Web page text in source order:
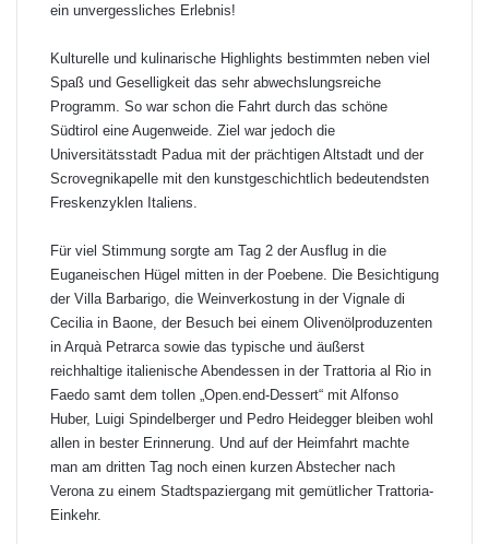
ein unvergessliches Erlebnis!
Kulturelle und kulinarische Highlights bestimmten neben viel
Spaß und Geselligkeit das sehr abwechslungsreiche
Programm. So war schon die Fahrt durch das schöne
Südtirol eine Augenweide. Ziel war jedoch die
Universitätsstadt Padua mit der prächtigen Altstadt und der
Scrovegnikapelle mit den kunstgeschichtlich bedeutendsten
Freskenzyklen Italiens.
Für viel Stimmung sorgte am Tag 2 der Ausflug in die
Euganeischen Hügel mitten in der Poebene. Die Besichtigung
der Villa Barbarigo, die Weinverkostung in der Vignale di
Cecilia in Baone, der Besuch bei einem Olivenölproduzenten
in Arquà Petrarca sowie das typische und äußerst
reichhaltige italienische Abendessen in der Trattoria al Rio in
Faedo samt dem tollen „Open.end-Dessert“ mit Alfonso
Huber, Luigi Spindelberger und Pedro Heidegger bleiben wohl
allen in bester Erinnerung. Und auf der Heimfahrt machte
man am dritten Tag noch einen kurzen Abstecher nach
Verona zu einem Stadtspaziergang mit gemütlicher Trattoria-
Einkehr.